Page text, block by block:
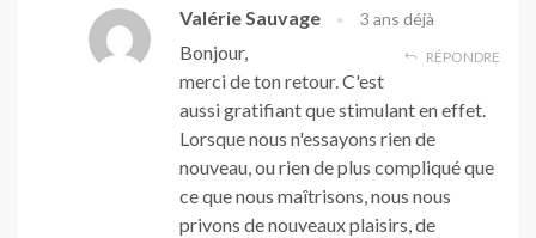
Valérie Sauvage 3 ans déjà
RÉPONDRE
Bonjour,
merci de ton retour. C'est
aussi gratifiant que stimulant en effet.
Lorsque nous n'essayons rien de
nouveau, ou rien de plus compliqué que
ce que nous maîtrisons, nous nous
privons de nouveaux plaisirs, de